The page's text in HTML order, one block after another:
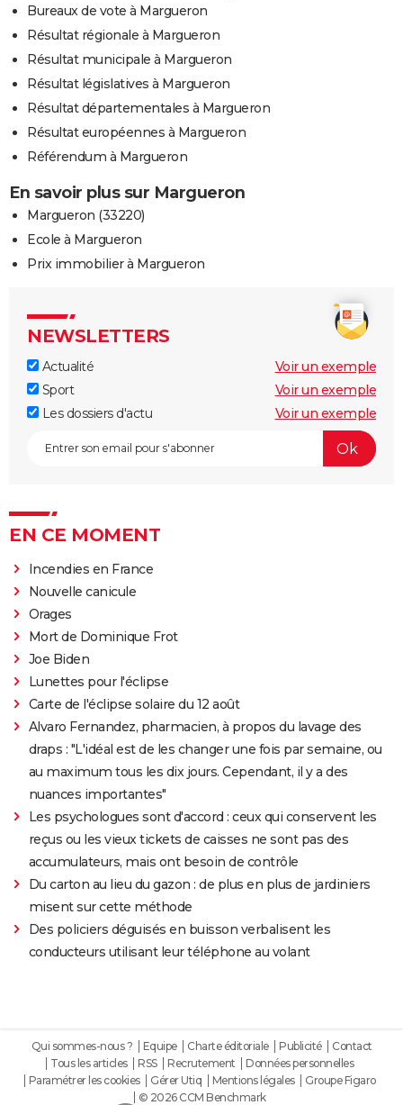
Bureaux de vote à Margueron
Résultat régionale à Margueron
Résultat municipale à Margueron
Résultat législatives à Margueron
Résultat départementales à Margueron
Résultat européennes à Margueron
Référendum à Margueron
En savoir plus sur Margueron
Margueron (33220)
Ecole à Margueron
Prix immobilier à Margueron
NEWSLETTERS
Actualité
Voir un exemple
Sport
Voir un exemple
Les dossiers d'actu
Voir un exemple
EN CE MOMENT
Incendies en France
Nouvelle canicule
Orages
Mort de Dominique Frot
Joe Biden
Lunettes pour l'éclipse
Carte de l'éclipse solaire du 12 août
Alvaro Fernandez, pharmacien, à propos du lavage des
draps : "L'idéal est de les changer une fois par semaine, ou
au maximum tous les dix jours. Cependant, il y a des
nuances importantes"
Les psychologues sont d'accord : ceux qui conservent les
reçus ou les vieux tickets de caisses ne sont pas des
accumulateurs, mais ont besoin de contrôle
Du carton au lieu du gazon : de plus en plus de jardiniers
misent sur cette méthode
Des policiers déguisés en buisson verbalisent les
conducteurs utilisant leur téléphone au volant
Qui sommes-nous ? Equipe Charte éditoriale Publicité
Contact
Tous les articles
RSS Recrutement
Données personnelles
Paramétrer les cookies
Gérer Utiq Mentions légales
Groupe Figaro
© 2026 CCM Benchmark